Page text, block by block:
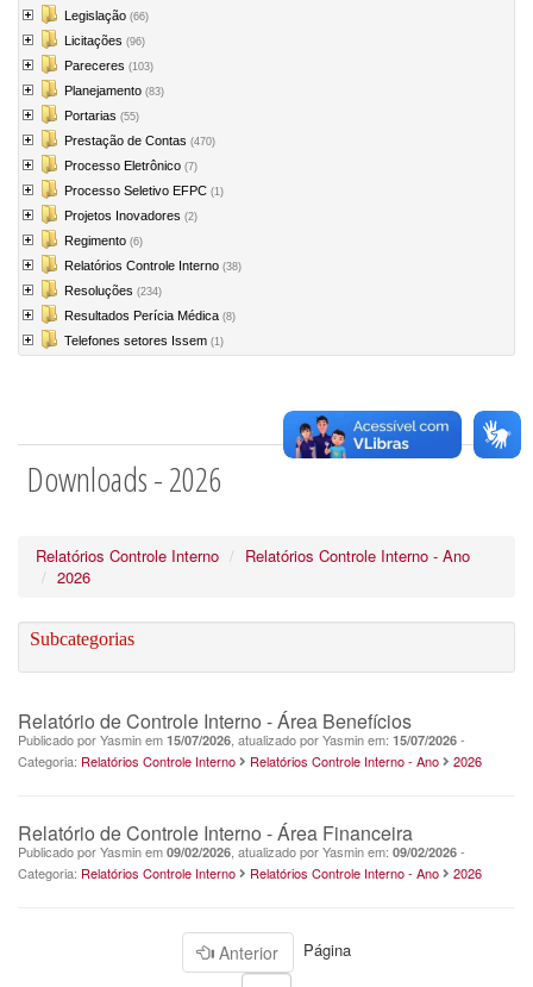
Legislação (66)
Licitações (96)
Pareceres (103)
Planejamento (83)
Portarias (55)
Prestação de Contas (470)
Processo Eletrônico (7)
Processo Seletivo EFPC (1)
Projetos Inovadores (2)
Regimento (6)
Relatórios Controle Interno (38)
Resoluções (234)
Resultados Perícia Médica (8)
Telefones setores Issem (1)
Downloads - 2026
Relatórios Controle Interno
Relatórios Controle Interno - Ano
2026
Subcategorias
Relatório de Controle Interno - Área Benefícios
Publicado por Yasmin em 15/07/2026 , atualizado por Yasmin em: 15/07/2026 -
Categoria: Relatórios Controle Interno Relatórios Controle Interno - Ano 2026
Relatório de Controle Interno - Área Financeira
Publicado por Yasmin em 09/02/2026 , atualizado por Yasmin em: 09/02/2026 -
Categoria: Relatórios Controle Interno Relatórios Controle Interno - Ano 2026
Anterior Página